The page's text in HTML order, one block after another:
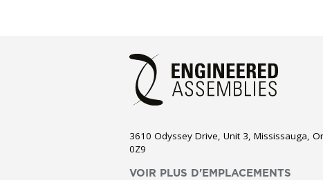
3610 Odyssey Drive, Unit 3, Mississauga,
0Z9
VOIR PLUS D'EMPLACEMENTS